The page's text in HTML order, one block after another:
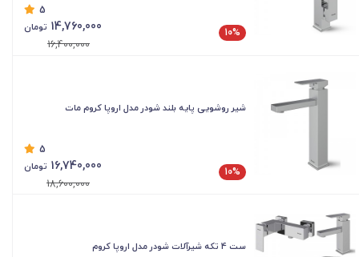
5
10%
14,760,000 تومان
16,400,000
شیر روشویی پایه بلند شودر مدل اروپا کروم مات
5
10%
16,740,000 تومان
18,600,000
ست 4 تکه شیرآلات شودر مدل اروپا کروم